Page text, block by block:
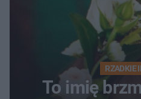
RZADKIE
To imię